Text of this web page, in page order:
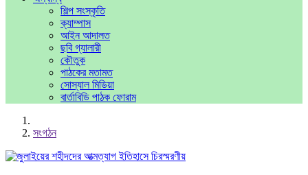
শিল্প সংস্কৃতি
ক্যাম্পাস
আইন আদালত
ছবি গ্যালারী
কৌতুক
পাঠকের মতামত
সোস্যাল মিডিয়া
বার্তাবিডি পাঠক ফোরাম
সংগঠন